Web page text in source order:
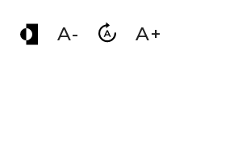
A- A+